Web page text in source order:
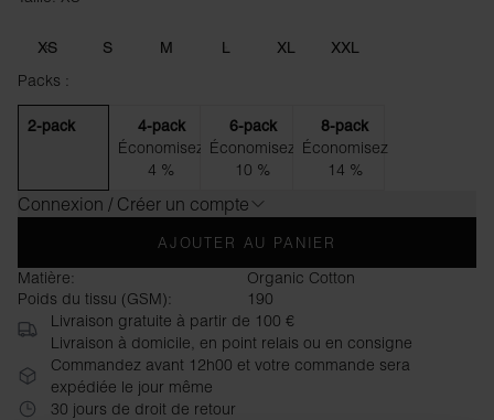
XS S M L XL XXL
Packs :
2-pack 4-pack
Économisez
4 %
6-pack
Économisez
10 %
8-pack
Économisez
14 %
Connexion / Créer un compte
AJOUTER AU PANIER
Matière:
Organic Cotton
Poids du tissu (GSM):
190
Livraison gratuite à partir de 100 €
Livraison à domicile, en point relais ou en consigne
Commandez avant 12h00 et votre commande sera
expédiée le jour même
30 jours de droit de retour